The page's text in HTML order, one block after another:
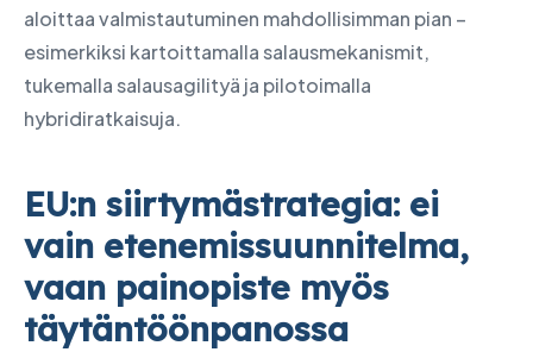
aloittaa valmistautuminen mahdollisimman pian –
esimerkiksi kartoittamalla salausmekanismit,
tukemalla salausagilityä ja pilotoimalla
hybridiratkaisuja.
EU:n siirtymästrategia: ei
vain etenemissuunnitelma,
vaan painopiste myös
täytäntöönpanossa